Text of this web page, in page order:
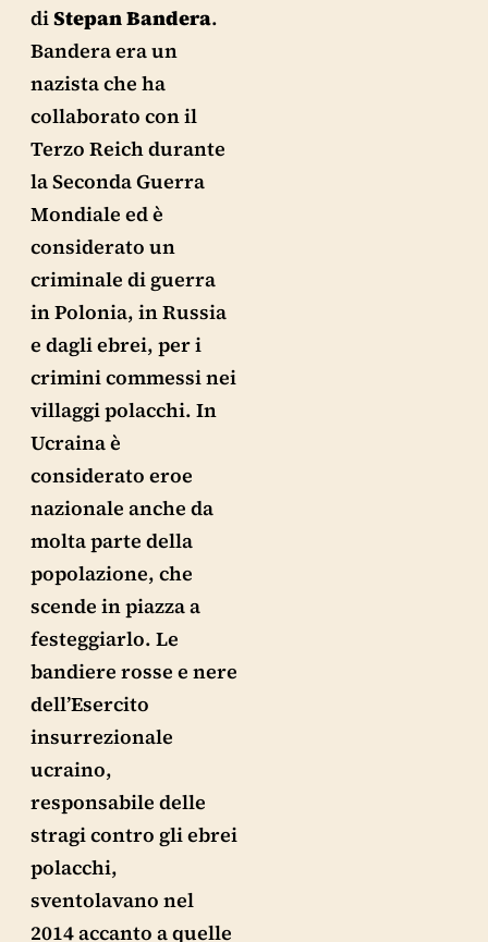
diStepan Bandera.
Bandera era un
nazista che ha
collaborato con il
Terzo Reich durante
la Seconda Guerra
Mondiale ed è
considerato un
criminale di guerra
in Polonia, in Russia
e dagli ebrei, per i
crimini commessi nei
villaggi polacchi. In
Ucraina è
considerato eroe
nazionale anche da
molta parte della
popolazione, che
scende in piazza a
festeggiarlo. Le
bandiere rosse e nere
dell’Esercito
insurrezionale
ucraino,
responsabile delle
stragi contro gli ebrei
polacchi,
sventolavano nel
2014 accanto a quelle